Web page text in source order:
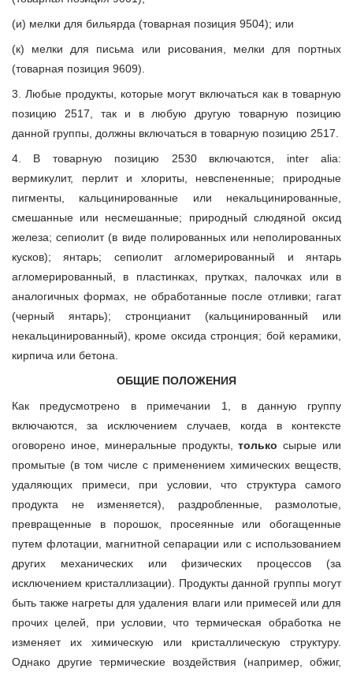
(и) мелки для бильярда (товарная позиция 9504); или
(к) мелки для письма или рисования, мелки для портных
(товарная позиция 9609).
3. Любые продукты, которые могут включаться как в товарную
позицию 2517, так и в любую другую товарную позицию
данной группы, должны включаться в товарную позицию 2517.
4. В товарную позицию 2530 включаются, inter alia:
вермикулит, перлит и хлориты, невспененные; природные
пигменты, кальцинированные или некальцинированные,
смешанные или несмешанные; природный слюдяной оксид
железа; сепиолит (в виде полированных или неполированных
кусков); янтарь; сепиолит агломерированный и янтарь
агломерированный, в пластинках, прутках, палочках или в
аналогичных формах, не обработанные после отливки; гагат
(черный янтарь); стронцианит (кальцинированный или
некальцинированный), кроме оксида стронция; бой керамики,
кирпича или бетона.
ОБЩИЕ ПОЛОЖЕНИЯ
Как предусмотрено в примечании 1, в данную группу
включаются, за исключением случаев, когда в контексте
оговорено иное, минеральные продукты,толькосырые или
промытые (в том числе с применением химических веществ,
удаляющих примеси, при условии, что структура самого
продукта не изменяется), раздробленные, размолотые,
превращенные в порошок, просеянные или обогащенные
путем флотации, магнитной сепарации или с использованием
других механических или физических процессов (за
исключением кристаллизации). Продукты данной группы могут
быть также нагреты для удаления влаги или примесей или для
прочих целей, при условии, что термическая обработка не
изменяет их химическую или кристаллическую структуру.
Однако другие термические воздействия (например, обжиг,